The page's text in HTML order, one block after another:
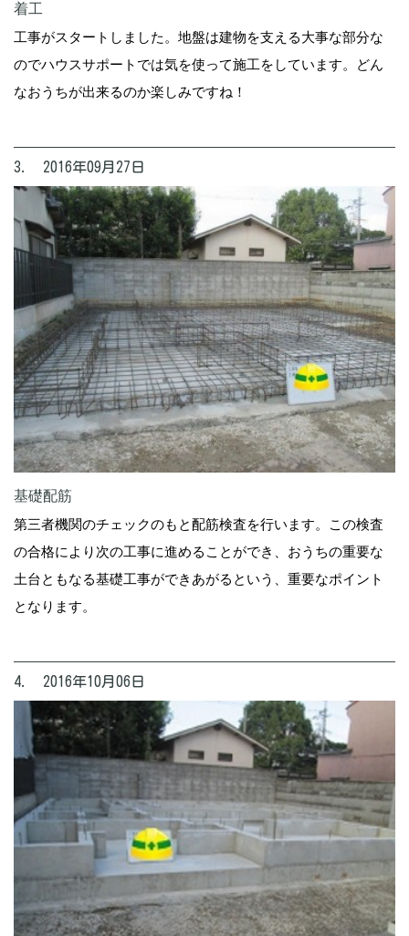
着工
工事がスタートしました。地盤は建物を支える大事な部分な
のでハウスサポートでは気を使って施工をしています。どん
なおうちが出来るのか楽しみですね！
3. 2016年09月27日
基礎配筋
第三者機関のチェックのもと配筋検査を行います。この検査
の合格により次の工事に進めることができ、おうちの重要な
土台ともなる基礎工事ができあがるという、重要なポイント
となります。
4. 2016年10月06日